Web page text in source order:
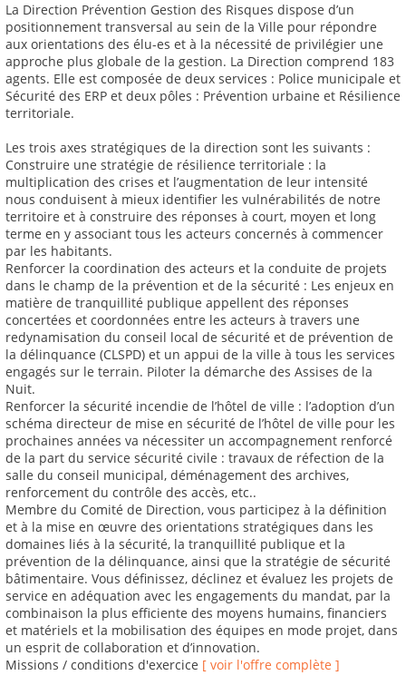
La Direction Prévention Gestion des Risques dispose d’un
positionnement transversal au sein de la Ville pour répondre
aux orientations des élu-es et à la nécessité de privilégier une
approche plus globale de la gestion. La Direction comprend 183
agents. Elle est composée de deux services : Police municipale et
Sécurité des ERP et deux pôles : Prévention urbaine et Résilience
territoriale.
Les trois axes stratégiques de la direction sont les suivants :
Construire une stratégie de résilience territoriale : la
multiplication des crises et l’augmentation de leur intensité
nous conduisent à mieux identifier les vulnérabilités de notre
territoire et à construire des réponses à court, moyen et long
terme en y associant tous les acteurs concernés à commencer
par les habitants.
Renforcer la coordination des acteurs et la conduite de projets
dans le champ de la prévention et de la sécurité : Les enjeux en
matière de tranquillité publique appellent des réponses
concertées et coordonnées entre les acteurs à travers une
redynamisation du conseil local de sécurité et de prévention de
la délinquance (CLSPD) et un appui de la ville à tous les services
engagés sur le terrain. Piloter la démarche des Assises de la
Nuit.
Renforcer la sécurité incendie de l’hôtel de ville : l’adoption d’un
schéma directeur de mise en sécurité de l’hôtel de ville pour les
prochaines années va nécessiter un accompagnement renforcé
de la part du service sécurité civile : travaux de réfection de la
salle du conseil municipal, déménagement des archives,
renforcement du contrôle des accès, etc..
Membre du Comité de Direction, vous participez à la définition
et à la mise en œuvre des orientations stratégiques dans les
domaines liés à la sécurité, la tranquillité publique et la
prévention de la délinquance, ainsi que la stratégie de sécurité
bâtimentaire. Vous définissez, déclinez et évaluez les projets de
service en adéquation avec les engagements du mandat, par la
combinaison la plus efficiente des moyens humains, financiers
et matériels et la mobilisation des équipes en mode projet, dans
un esprit de collaboration et d’innovation.
Missions / conditions d'exercice [ voir l'offre complète ]